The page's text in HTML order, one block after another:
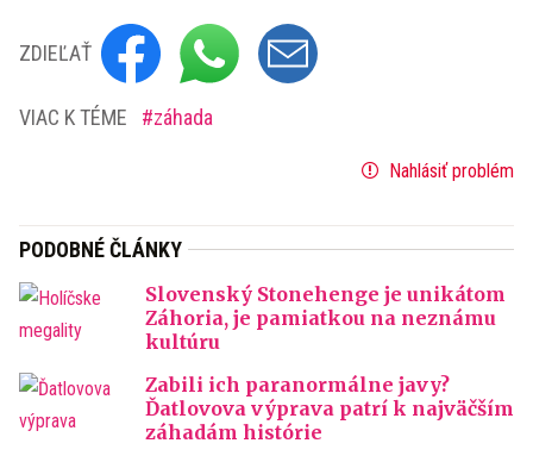
ZDIEĽAŤ
VIAC K TÉME záhada
Nahlásiť problém
PODOBNÉ ČLÁNKY
Slovenský Stonehenge je unikátom
Záhoria, je pamiatkou na neznámu
kultúru
Zabili ich paranormálne javy?
Ďatlovova výprava patrí k najväčším
záhadám histórie